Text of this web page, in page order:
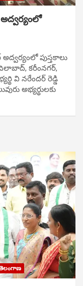
అద్వర్యంలో
పుస్తకాలు
కరీంనగర్,
వి నరేందర్ రెడ్డి
అభ్యర్థులకు